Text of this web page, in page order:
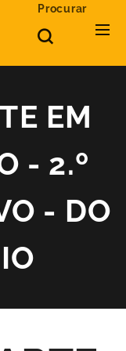
Procurar
EM
- 2.º
- DO